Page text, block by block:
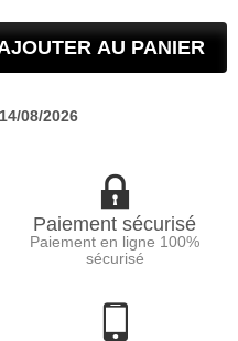
AU PANIER
08/2026
Paiement sécurisé
Paiement en ligne 100%
sécurisé